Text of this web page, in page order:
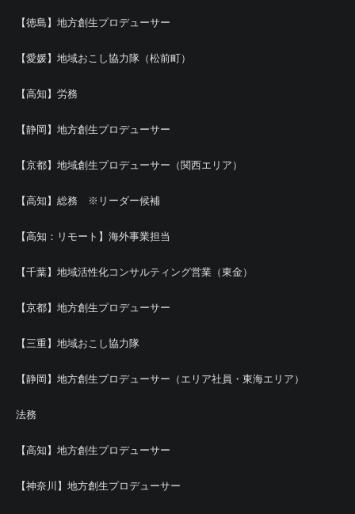
【徳島】地方創生プロデューサー
【愛媛】地域おこし協力隊（松前町）
【高知】労務
【静岡】地方創生プロデューサー
【京都】地域創生プロデューサー（関西エリア）
【高知】総務 ※リーダー候補
【高知：リモート】海外事業担当
【千葉】地域活性化コンサルティング営業（東金）
【京都】地方創生プロデューサー
【三重】地域おこし協力隊
【静岡】地方創生プロデューサー（エリア社員・東海エリア）
法務
【高知】地方創生プロデューサー
【神奈川】地方創生プロデューサー